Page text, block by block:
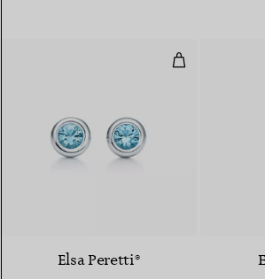
Color by the
Elsa Peretti®